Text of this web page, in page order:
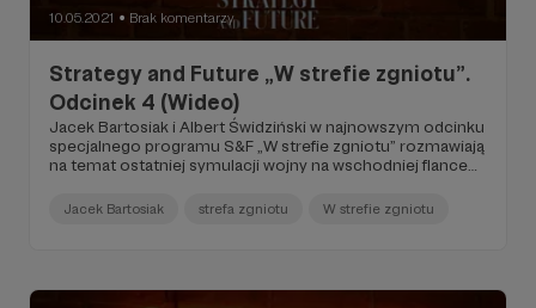
10.05.2021 ● Brak komentarzy
Strategy and Future „W strefie zgniotu”.
Odcinek 4 (Wideo)
Jacek Bartosiak i Albert Świdziński w najnowszym odcinku
specjalnego programu S&F „W strefie zgniotu” rozmawiają
na temat ostatniej symulacji wojny na wschodniej flance
ramach projektu „Dwudziestej wojny”.
Jacek Bartosiak strefa zgniotu W strefie zgniotu